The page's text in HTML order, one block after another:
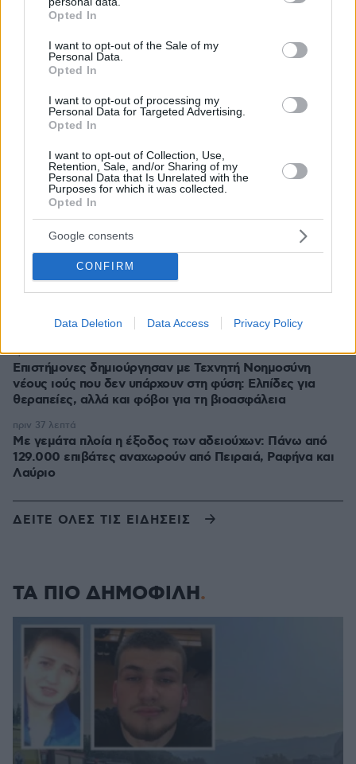
grant or deny consent to Google and its third-party tags to
use your data for below specified purposes in below Google
consent section.
Opted In
I want to opt-out of the Sale of my
Personal Data.
Opted In
I want to opt-out of processing my
Personal Data for Targeted Advertising.
Opted In
I want to opt-out of Collection, Use,
Retention, Sale, and/or Sharing of my
Personal Data that Is Unrelated with the
Purposes for which it was collected.
Opted In
Google consents
CONFIRM
Data Deletion Data Access Privacy Policy
καλύτερές μου φίλες
Η 97χρονη που περπάτησε πάνω σε φτερό αεροπλάνου
και έσπασε το προηγούμενο (δικό της) ρεκόρ Γκίνες
πριν 23 λεπτά
«Τα έχω χάσει όλα»: Συντετριμμένος ο πατέρας και
σύζυγος των θυμάτων στο τροχαίο στις Σέρρες
πριν 27 λεπτά
Τέλος οι πινακίδες αυτοκινήτων στην Ελλάδα
πριν 28 λεπτά
Ιός Δυτικού Νείλου: Μάχη του ΕΚΕΑ για να μην χαθούν
πολύτιμες μονάδες αίματος
πριν 28 λεπτά
Ανατριχιαστικό video: Live η μετωπική σύγκρουση ΙΧ με
φορτηγό στις Σέρρες
πριν 30 λεπτά
Ιδιωτικότητα, το νέο πρόσωπο της ευεξίας
Επιστήμονες δημιούργησαν με Τεχνητή Νοημοσύνη
νέους ιούς που δεν υπάρχουν στη φύση: Ελπίδες για
θεραπείες, αλλά και φόβοι για τη βιοασφάλεια
πριν 37 λεπτά
Με γεμάτα πλοία η έξοδος των αδειούχων: Πάνω από
129.000 επιβάτες αναχωρούν από Πειραιά, Ραφήνα και
Λαύριο
πριν 37 λεπτά
ΔΕΙΤΕ ΟΛΕΣ ΤΙΣ ΕΙΔΗΣΕΙΣ
ΤΑ ΠΙΟ ΔΗΜΟΦΙΛΗ